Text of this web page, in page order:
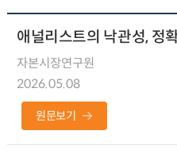
애널리스트의 낙관성, 정
자본시장연구원
2026.05.08
원문보기